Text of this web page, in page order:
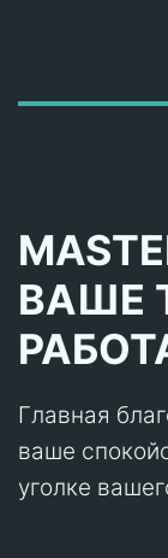
ВАШЕ
Главная
ваше
уголке